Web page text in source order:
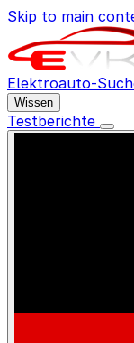
Skip to main
Elektroauto-
Wissen
Testberichte